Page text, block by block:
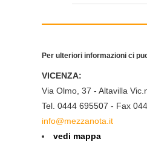
Per ulteriori informazioni ci
VICENZA:
Via Olmo, 37 - Altavilla
Tel. 0444 695507 - Fax
info@mezzanota.it
vedi mappa